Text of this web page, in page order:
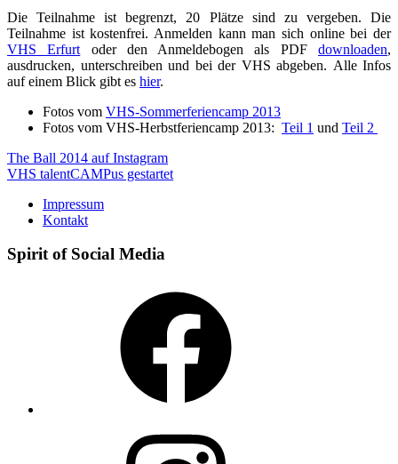
Die Teilnahme ist begrenzt, 20 Plätze sind zu vergeben. Die
Teilnahme ist kostenfrei. Anmelden kann man sich online bei der
VHS Erfurt oder den Anmeldebogen als PDFdownloaden,
ausdrucken, unterschreiben und bei der VHS abgeben. Alle Infos
auf einem Blick gibt es hier.
Fotos vom VHS-Sommerferiencamp 2013
Fotos vom VHS-Herbstferiencamp 2013: Teil 1 und Teil 2
Beitragsnavigation
The Ball 2014 auf Instagram
VHS talentCAMPus gestartet
Impressum
Kontakt
Spirit of Social Media